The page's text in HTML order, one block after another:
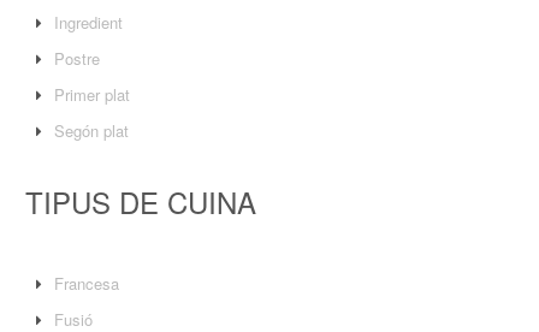
Ingredient
Postre
Primer plat
Segón plat
TIPUS DE CUINA
Francesa
Fusió